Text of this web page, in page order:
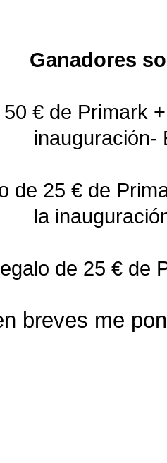
Ganadores
€ de Primark
inauguración-
de 25 € de
la
de 25 € de
breves me